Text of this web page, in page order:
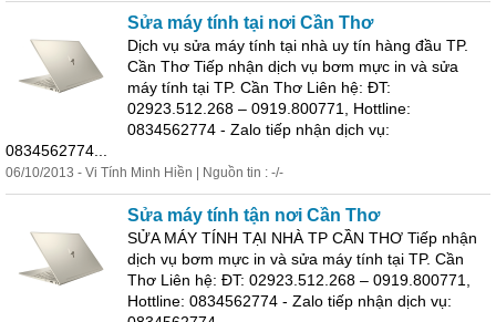
Sửa máy tính tại nơi Cần Thơ
Dịch vụ sửa máy tính tại nhà uy tín hàng đầu TP.
Cần Thơ Tiếp nhận dịch vụ bơm mực in và sửa
máy tính tại TP. Cần Thơ Liên hệ: ĐT:
02923.512.268 – 0919.800771, Hottline:
0834562774 - Zalo tiếp nhận dịch vụ:
0834562774...
06/10/2013 - Vi Tính Minh Hiền | Nguồn tin : -/-
Sửa máy tính tận nơi Cần Thơ
SỬA MÁY TÍNH TẠI NHÀ TP CẦN THƠ Tiếp nhận
dịch vụ bơm mực in và sửa máy tính tại TP. Cần
Thơ Liên hệ: ĐT: 02923.512.268 – 0919.800771,
Hottline: 0834562774 - Zalo tiếp nhận dịch vụ: